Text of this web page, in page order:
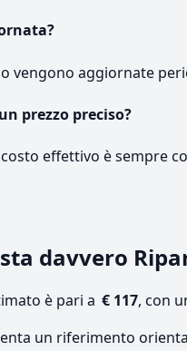
vengono aggiornate
prezzo preciso?
effettivo è sempre
davvero
è pari a € 117, con
un riferimento